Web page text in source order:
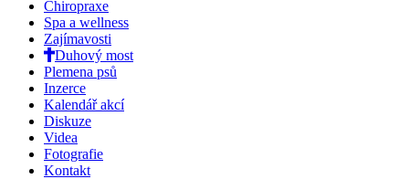
Chiropraxe
Spa a wellness
Zajímavosti
Duhový most
Plemena psů
Inzerce
Kalendář akcí
Diskuze
Videa
Fotografie
Kontakt